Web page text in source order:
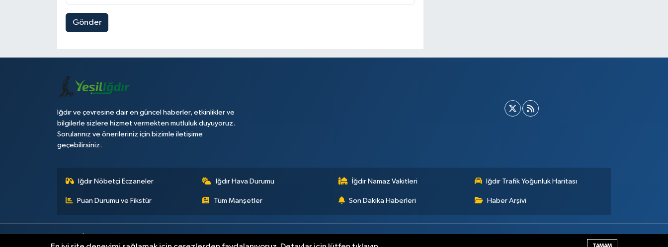
Gönder
Iğdır ve çevresine dair en güncel haberler, etkinlikler ve
bilgilerle sizlere hizmet vermekten mutluluk duyuyoruz.
Sorularınız ve önerileriniz için bizimle iletişime
geçebilirsiniz.
Iğdır Nöbetçi Eczaneler Iğdır Hava Durumu İğdir Namaz Vakitleri Iğdır Trafik Yoğunluk Haritası
Puan Durumu ve Fikstür Tüm Manşetler Son Dakika Haberleri Haber Arşivi
TE Bilişim
TAMAM